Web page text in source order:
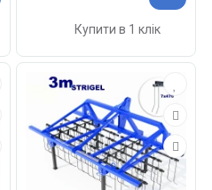
Купити в 1 клік